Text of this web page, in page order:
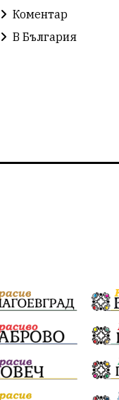
Коментар
В България